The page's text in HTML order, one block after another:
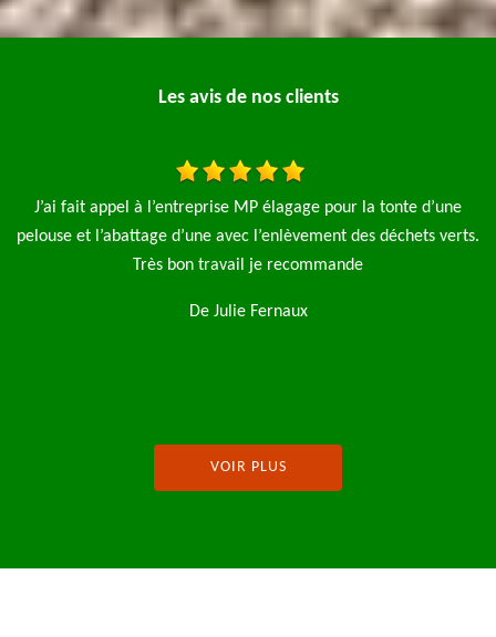
Les avis de nos clients
Bonjour je mets cet avis suite à l'intervention de l'entreprise
élagage pro pour un élagage complet de 3 saule pleureur avec
l'évacuation des déchets je tiens à préciser très belle finition à
VOIR PLUS